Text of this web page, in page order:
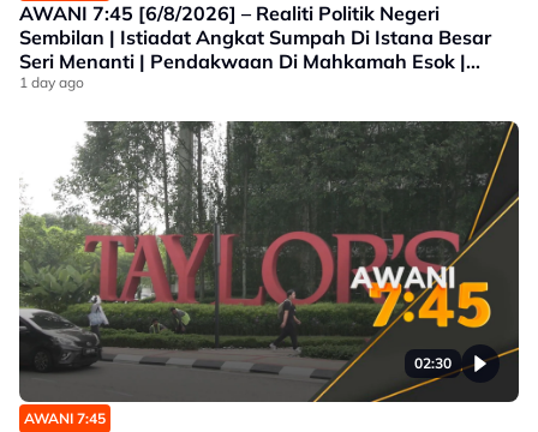
AWANI 7:45 [6/8/2026] – Realiti Politik Negeri
Sembilan | Istiadat Angkat Sumpah Di Istana Besar
Seri Menanti | Pendakwaan Di Mahkamah Esok |
Festival Filem Antarabangsa Busan
1 day ago
02:30
AWANI 7:45